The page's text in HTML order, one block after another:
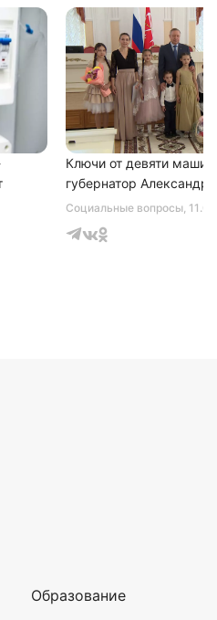
Социальные вопросы,
Ключи от девяти машин
губернатор Александр
Образование